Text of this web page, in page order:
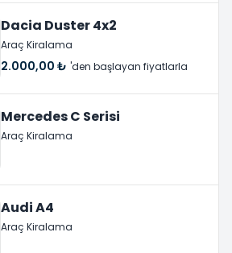
Dacia Duster 4x2
Araç Kiralama
2.000,00 ₺ 'den başlayan fiyatlarla
Mercedes C Serisi
Araç Kiralama
Audi A4
Araç Kiralama